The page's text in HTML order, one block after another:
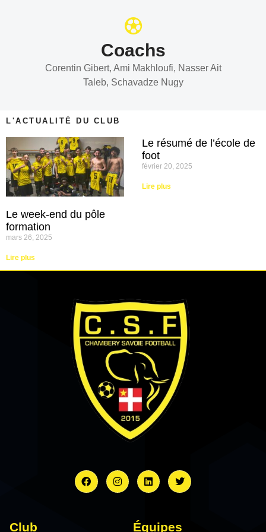
Coachs
Corentin Gibert, Ami Makhloufi, Nasser Ait
Taleb, Schavadze Nugy
L'ACTUALITÉ DU CLUB
Le week-end du pôle
formation
mars 26, 2025
Lire plus
Le résumé de l’école de
foot
février 20, 2025
Lire plus
Club Équipes